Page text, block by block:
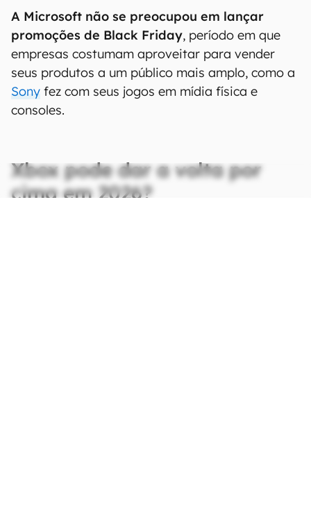
A Microsoft não se preocupou em lançar
promoções de Black Friday, período em que
empresas costumam aproveitar para vender
seus produtos a um público mais amplo, como a
Sony fez com seus jogos em mídia física e
consoles.
Xbox pode dar a volta por
cima em 2026?